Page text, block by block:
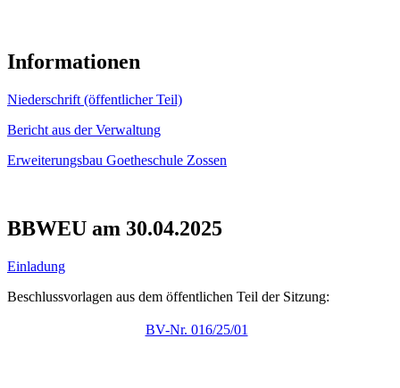
Informationen
Niederschrift (öffentlicher Teil)
Bericht aus der Verwaltung
Erweiterungsbau Goetheschule Zossen
BBWEU am 30.04.2025
Einladung
Beschlussvorlagen aus dem öffentlichen Teil der Sitzung:
BV-Nr. 016/25/01